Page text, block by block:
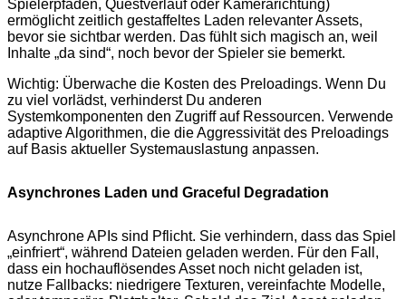
Spielerpfaden, Questverlauf oder Kamerarichtung)
ermöglicht zeitlich gestaffeltes Laden relevanter Assets,
bevor sie sichtbar werden. Das fühlt sich magisch an, weil
Inhalte „da sind“, noch bevor der Spieler sie bemerkt.
Wichtig: Überwache die Kosten des Preloadings. Wenn Du
zu viel vorlädst, verhinderst Du anderen
Systemkomponenten den Zugriff auf Ressourcen. Verwende
adaptive Algorithmen, die die Aggressivität des Preloadings
auf Basis aktueller Systemauslastung anpassen.
Asynchrones Laden und Graceful Degradation
Asynchrone APIs sind Pflicht. Sie verhindern, dass das Spiel
„einfriert“, während Dateien geladen werden. Für den Fall,
dass ein hochauflösendes Asset noch nicht geladen ist,
nutze Fallbacks: niedrigere Texturen, vereinfachte Modelle,